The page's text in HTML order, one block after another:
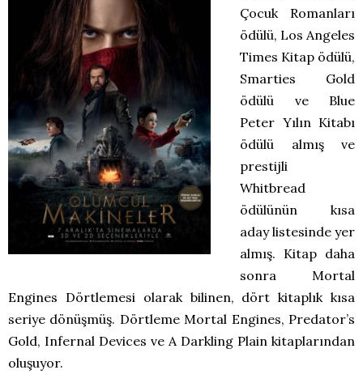
Çocuk Romanları
ödülü, Los Angeles
Times Kitap ödülü,
Smarties Gold
ödülü ve Blue
Peter Yılın Kitabı
ödülü almış ve
prestijli
Whitbread
ödülünün kısa
aday listesinde yer
almış. Kitap daha
sonra Mortal
Engines Dörtlemesi olarak bilinen, dört kitaplık kısa
seriye dönüşmüş. Dörtleme Mortal Engines, Predator’s
Gold, Infernal Devices ve A Darkling Plain kitaplarından
oluşuyor.